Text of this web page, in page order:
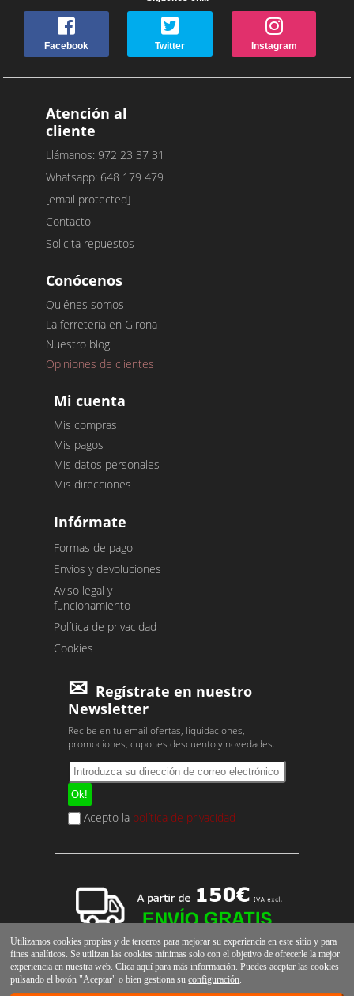
Facebook Twitter Instagram
Atención al
cliente
Llámanos: 972 23 37 31
Whatsapp: 648 179 479
[email protected]
Contacto
Solicita repuestos
Conócenos
Quiénes somos
La ferretería en Girona
Nuestro blog
Opiniones de clientes
Mi cuenta
Mis compras
Mis pagos
Mis datos personales
Mis direcciones
Infórmate
Formas de pago
Envíos y devoluciones
Aviso legal y
funcionamiento
Política de privacidad
Cookies
Regístrate en nuestro
Newsletter
Recibe en tu email ofertas, liquidaciones,
promociones, cupones descuento y novedades.
Acepto la política de privacidad
Utilizamos cookies propias y de terceros para mejorar su experiencia en este sitio y para
fines analíticos. Se utilizan las cookies mínimas solo con el objetivo de ofrecerle la mejor
experiencia en nuestra web. Clicaaquí para más información. Puedes aceptar las cookies
pulsando el botón "Aceptar" o bien gestiona suconfiguración.